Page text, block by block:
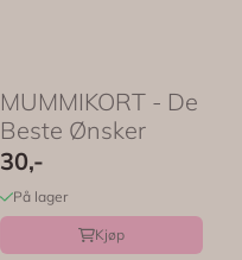
MUMMIKORT - De
Beste Ønsker
30,-
På lager
Kjøp